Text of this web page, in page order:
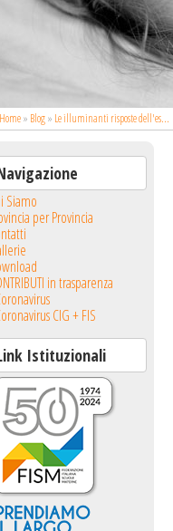
Home» Blog» Le illuminanti risposte dell'es...
Siamo
per Provincia
in trasparenza
CIG + FIS
Istituzionali